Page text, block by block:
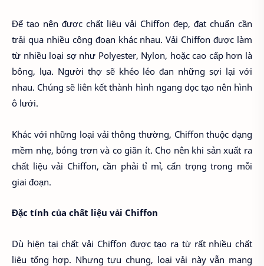
Để tạo nên được chất liệu vải Chiffon đẹp, đạt chuẩn cần
trải qua nhiều công đoạn khác nhau. Vải Chiffon được làm
từ nhiều loại sợ như Polyester, Nylon, hoặc cao cấp hơn là
bông, lụa. Người thợ sẽ khéo léo đan những sợi lại với
nhau. Chúng sẽ liên kết thành hình ngang dọc tạo nên hình
ô lưới.
Khác với những loại vải thông thường, Chiffon thuộc dạng
mềm nhẹ, bóng trơn và co giãn ít. Cho nên khi sản xuất ra
chất liệu vải Chiffon, cần phải tỉ mỉ, cẩn trọng trong mỗi
giai đoạn.
Đặc tính của chất liệu vải Chiffon
Dù hiện tại chất vải Chiffon được tạo ra từ rất nhiều chất
liệu tổng hợp. Nhưng tựu chung, loại vải này vẫn mang